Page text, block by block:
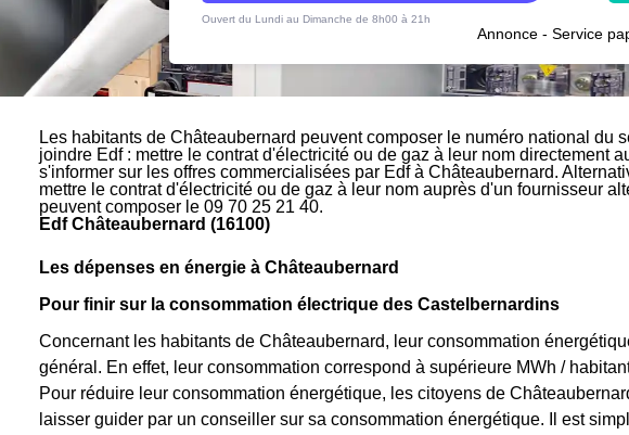
Ouvert du Lundi au Dimanche de 8h00 à 21h
Annonce - Service
Les habitants de Châteaubernard peuvent composer le numéro national du
joindre Edf : mettre le contrat d'électricité ou de gaz à leur nom directement
s'informer sur les offres commercialisées par Edf à Châteaubernard.
mettre le contrat d'électricité ou de gaz à leur nom auprès d'un fournisseur
peuvent composer le 09 70 25 21 40.
Edf Châteaubernard (16100)
Les dépenses en énergie à Châteaubernard
Pour finir sur la consommation électrique des Castelbernardins
Concernant les habitants de Châteaubernard, leur consommation
général. En effet, leur consommation correspond à supérieure MWh /
Pour réduire leur consommation énergétique, les citoyens de
laisser guider par un conseiller sur sa consommation énergétique. Il est